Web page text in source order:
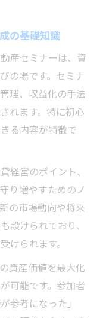
の基礎知識
産セミナーは、資
の場です。セミナ
理、収益化の手法
れます。特に初心
る内容が特徴で
経営のポイント、
り増やすためのノ
の市場動向や将来
設けられており、
けられます。
資産価値を最大化
可能です。参加者
参考になった」